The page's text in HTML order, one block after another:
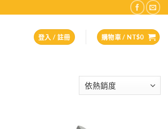
登入 / 註冊 購物車 / NT$0